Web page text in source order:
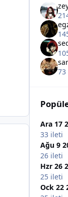
73
Ara 17
33 ileti
Ağu 9
26 ileti
Hzr 26
25 ileti
Ock 22